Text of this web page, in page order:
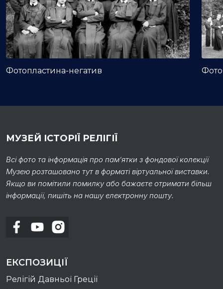
Фотопластина-негатив
МУЗЕЙ ІСТОРІЇ РЕЛІГІЇ
Всі фото та інформація про пам’ятки з фондової колекції
Музею розташовано тут в форматі віртуальної виставки.
Якщо ви помітили помилку або бажаєте отримати більш
інформації, пишіть на нашу електронну пошту.
ЕКСПОЗИЦІЇ
Релігій Давньої Греції